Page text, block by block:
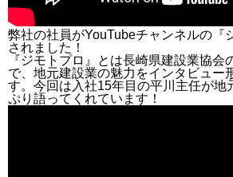
弊社の社員がYouTubeチャンネルの『
されました！
『ジモトプロ』とは長崎県建設業協会
で、地元建設業の魅力をインタビュー
す。今回は入社15年目の平川主任が地
ぷり語ってくれています！